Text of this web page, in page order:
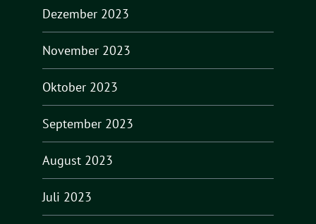
Dezember 2023
November 2023
Oktober 2023
September 2023
August 2023
Juli 2023